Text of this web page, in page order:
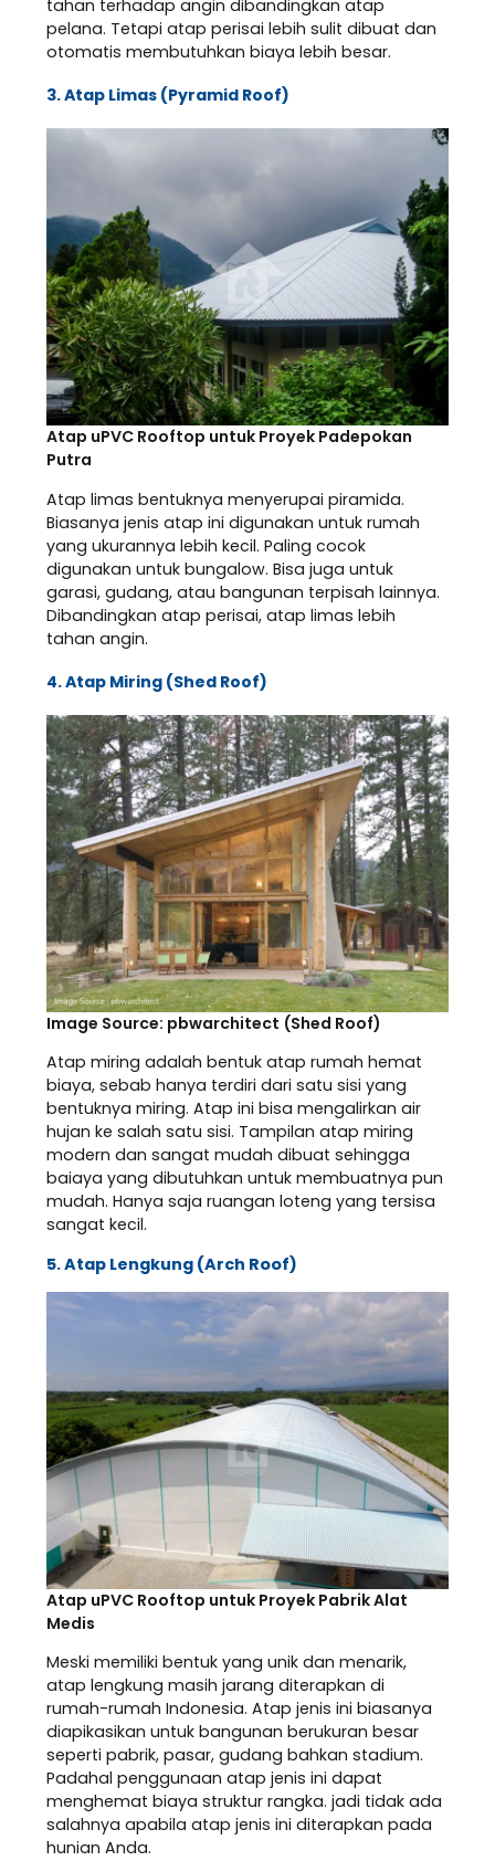
tahan terhadap angin dibandingkan atap
pelana. Tetapi atap perisai lebih sulit dibuat dan
otomatis membutuhkan biaya lebih besar.
3. Atap Limas (Pyramid Roof)
Atap uPVC Rooftop untuk Proyek Padepokan
Putra
Atap limas bentuknya menyerupai piramida.
Biasanya jenis atap ini digunakan untuk rumah
yang ukurannya lebih kecil. Paling cocok
digunakan untuk bungalow. Bisa juga untuk
garasi, gudang, atau bangunan terpisah lainnya.
Dibandingkan atap perisai, atap limas lebih
tahan angin.
4. Atap Miring (Shed Roof)
Image Source: pbwarchitect (Shed Roof)
Atap miring adalah bentuk atap rumah hemat
biaya, sebab hanya terdiri dari satu sisi yang
bentuknya miring. Atap ini bisa mengalirkan air
hujan ke salah satu sisi. Tampilan atap miring
modern dan sangat mudah dibuat sehingga
baiaya yang dibutuhkan untuk membuatnya pun
mudah. Hanya saja ruangan loteng yang tersisa
sangat kecil.
5. Atap Lengkung (Arch Roof)
Atap uPVC Rooftop untuk Proyek Pabrik Alat
Medis
Meski memiliki bentuk yang unik dan menarik,
atap lengkung masih jarang diterapkan di
rumah-rumah Indonesia. Atap jenis ini biasanya
diapikasikan untuk bangunan berukuran besar
seperti pabrik, pasar, gudang bahkan stadium.
Padahal penggunaan atap jenis ini dapat
menghemat biaya struktur rangka. jadi tidak ada
salahnya apabila atap jenis ini diterapkan pada
hunian Anda.